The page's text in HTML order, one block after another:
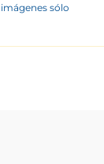
sólo